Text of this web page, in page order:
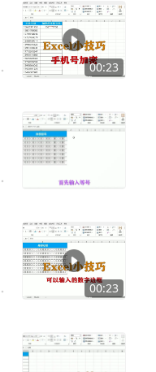
00:23
00:23